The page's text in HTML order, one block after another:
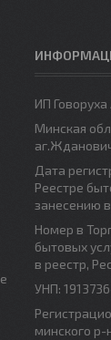
ИП
Минская
Дата
Реестре
занесению
Номер в
бытовых
в реестр,
УНП:
минского р-